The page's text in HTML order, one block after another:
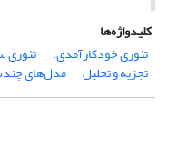
کلیدواژه‌ها
تئوری خودکارآمدی.
تئوری
تجزیه و تحلیل مدل‌های